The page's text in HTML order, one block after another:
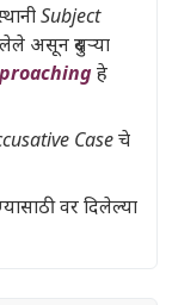
Subject
असून दुसऱ्या
हे
Caseचे
वर दिलेल्या